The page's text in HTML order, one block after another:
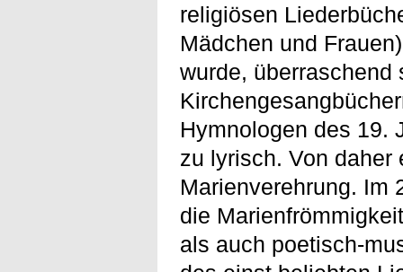
religiösen
Mädchen und
wurde,
Hymnologen des 19.
zu lyrisch. Von
Marienverehrung. Im
die
als auch poetisch-